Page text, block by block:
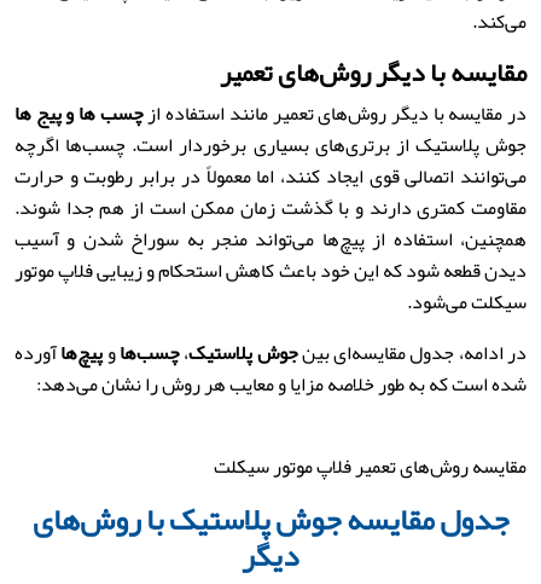
می‌کند.
مقایسه با دیگر روش‌های تعمیر
در مقایسه با دیگر روش‌های تعمیر مانند استفاده ازچسب ها و پیج ها
جوش پلاستیک از برتری‌های بسیاری برخوردار است. چسب‌ها اگرچه
می‌توانند اتصالی قوی ایجاد کنند، اما معمولاً در برابر رطوبت و حرارت
مقاومت کمتری دارند و با گذشت زمان ممکن است از هم جدا شوند.
همچنین، استفاده از پیچ‌ها می‌تواند منجر به سوراخ شدن و آسیب
دیدن قطعه شود که این خود باعث کاهش استحکام و زیبایی فلاپ موتور
سیکلت می‌شود.
در ادامه، جدول مقایسه‌ای بینجوش پلاستیک،چسب‌هاوپیچ‌هاآورده
شده است که به طور خلاصه مزایا و معایب هر روش را نشان می‌دهد:
مقایسه روش‌های تعمیر فلاپ موتور سیکلت
جدول مقایسه جوش پلاستیک با روش‌های
دیگر